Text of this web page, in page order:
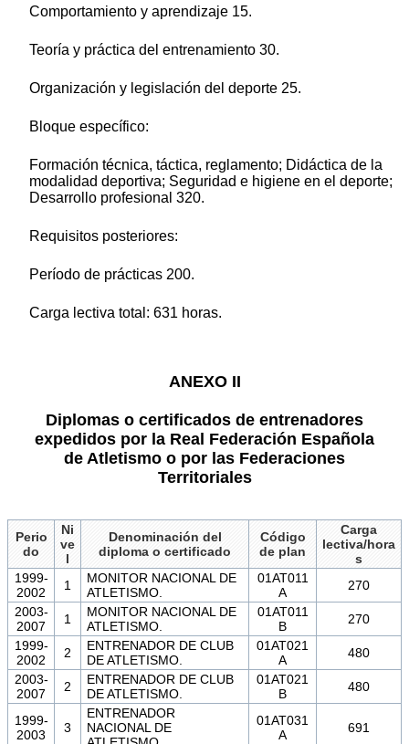
Comportamiento y aprendizaje 15.
Teoría y práctica del entrenamiento 30.
Organización y legislación del deporte 25.
Bloque específico:
Formación técnica, táctica, reglamento; Didáctica de la
modalidad deportiva; Seguridad e higiene en el deporte;
Desarrollo profesional 320.
Requisitos posteriores:
Período de prácticas 200.
Carga lectiva total: 631 horas.
ANEXO II
Diplomas o certificados de entrenadores
expedidos por la Real Federación Española
de Atletismo o por las Federaciones
Territoriales
Perio
do
Ni
ve
l
Denominación del
diploma o certificado
Código
de plan
Carga
lectiva/hora
s
1999-
2002
1
MONITOR NACIONAL DE
ATLETISMO.
01AT011
A
270
2003-
2007
1
MONITOR NACIONAL DE
ATLETISMO.
01AT011
B
270
1999-
2002
2
ENTRENADOR DE CLUB
DE ATLETISMO.
01AT021
A
480
2003-
2007
2
ENTRENADOR DE CLUB
DE ATLETISMO.
01AT021
B
480
1999-
2003
3
ENTRENADOR
NACIONAL DE
01AT031
A
691